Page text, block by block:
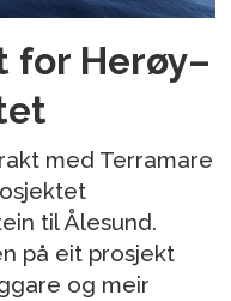
for Herøy–
med Terramare
til Ålesund.
på eit prosjekt
og meir